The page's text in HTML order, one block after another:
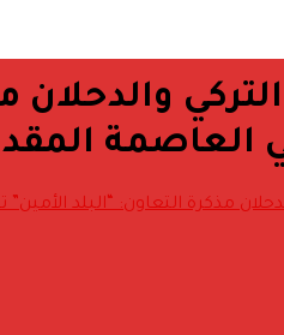
والدحلان
العاصمة